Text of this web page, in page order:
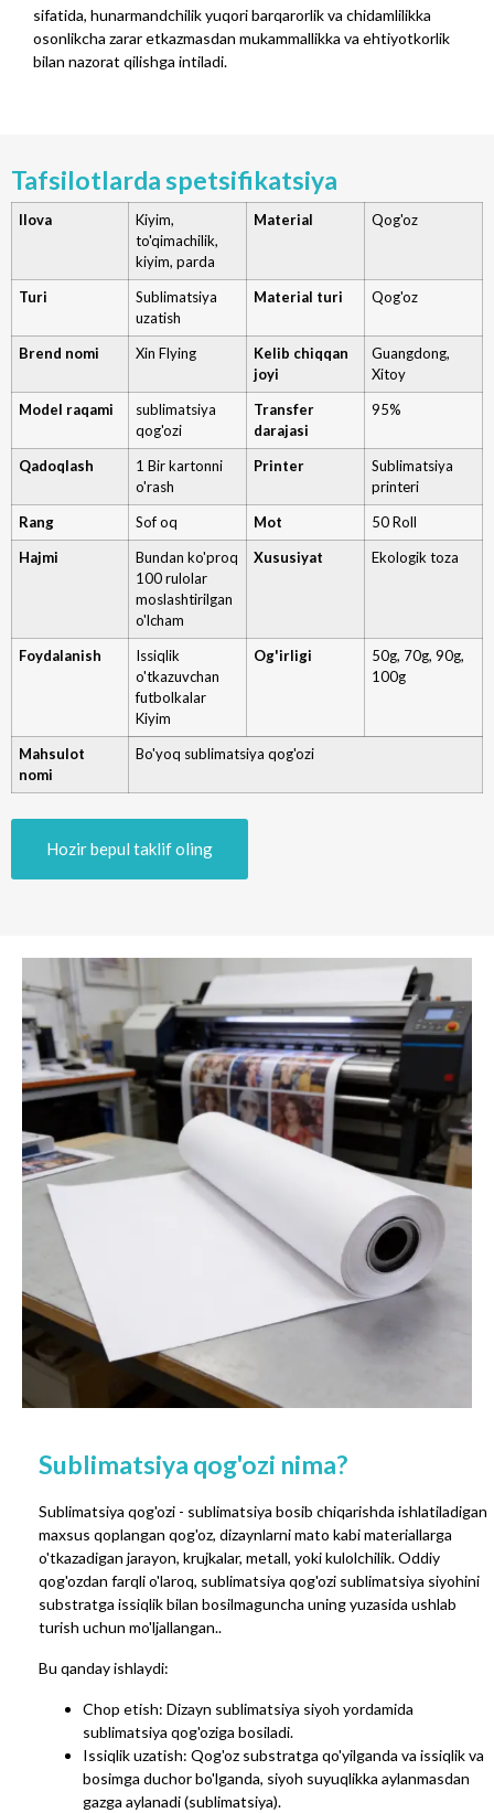
sifatida, hunarmandchilik yuqori barqarorlik va chidamlilikka
osonlikcha zarar etkazmasdan mukammallikka va ehtiyotkorlik
bilan nazorat qilishga intiladi.
Tafsilotlarda spetsifikatsiya
Ilova
Kiyim,
to'qimachilik,
kiyim, parda
Material Qog'oz
Turi
Sublimatsiya
uzatish
Material turi Qog'oz
Brend nomi Xin Flying
Kelib chiqqan
joyi
Guangdong,
Xitoy
Model raqami
sublimatsiya
qog'ozi
Transfer
darajasi
95%
Qadoqlash
1 Bir kartonni
o'rash
Printer
Sublimatsiya
printeri
Rang
Sof oq Mot
50 Roll
Hajmi
Bundan ko'proq
100 rulolar
moslashtirilgan
o'lcham
Xususiyat Ekologik toza
Foydalanish
Issiqlik
o'tkazuvchan
futbolkalar
Kiyim
Og'irligi
50g, 70g, 90g,
100g
Mahsulot
nomi
Bo'yoq sublimatsiya qog'ozi
Hozir bepul taklif oling
Sublimatsiya qog'ozi nima?
Sublimatsiya qog'ozi - sublimatsiya bosib chiqarishda ishlatiladigan
maxsus qoplangan qog'oz, dizaynlarni mato kabi materiallarga
o'tkazadigan jarayon, krujkalar, metall, yoki kulolchilik. Oddiy
qog'ozdan farqli o'laroq, sublimatsiya qog'ozi sublimatsiya siyohini
substratga issiqlik bilan bosilmaguncha uning yuzasida ushlab
turish uchun mo'ljallangan..
Bu qanday ishlaydi:
Chop etish: Dizayn sublimatsiya siyoh yordamida
sublimatsiya qog'oziga bosiladi.
Issiqlik uzatish: Qog'oz substratga qo'yilganda va issiqlik va
bosimga duchor bo'lganda, siyoh suyuqlikka aylanmasdan
gazga aylanadi (sublimatsiya).